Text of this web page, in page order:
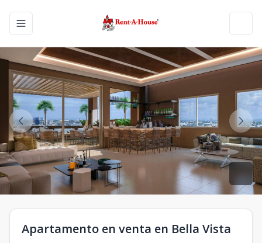
Toggle navigation menu
Apartamento en venta en Bella Vista